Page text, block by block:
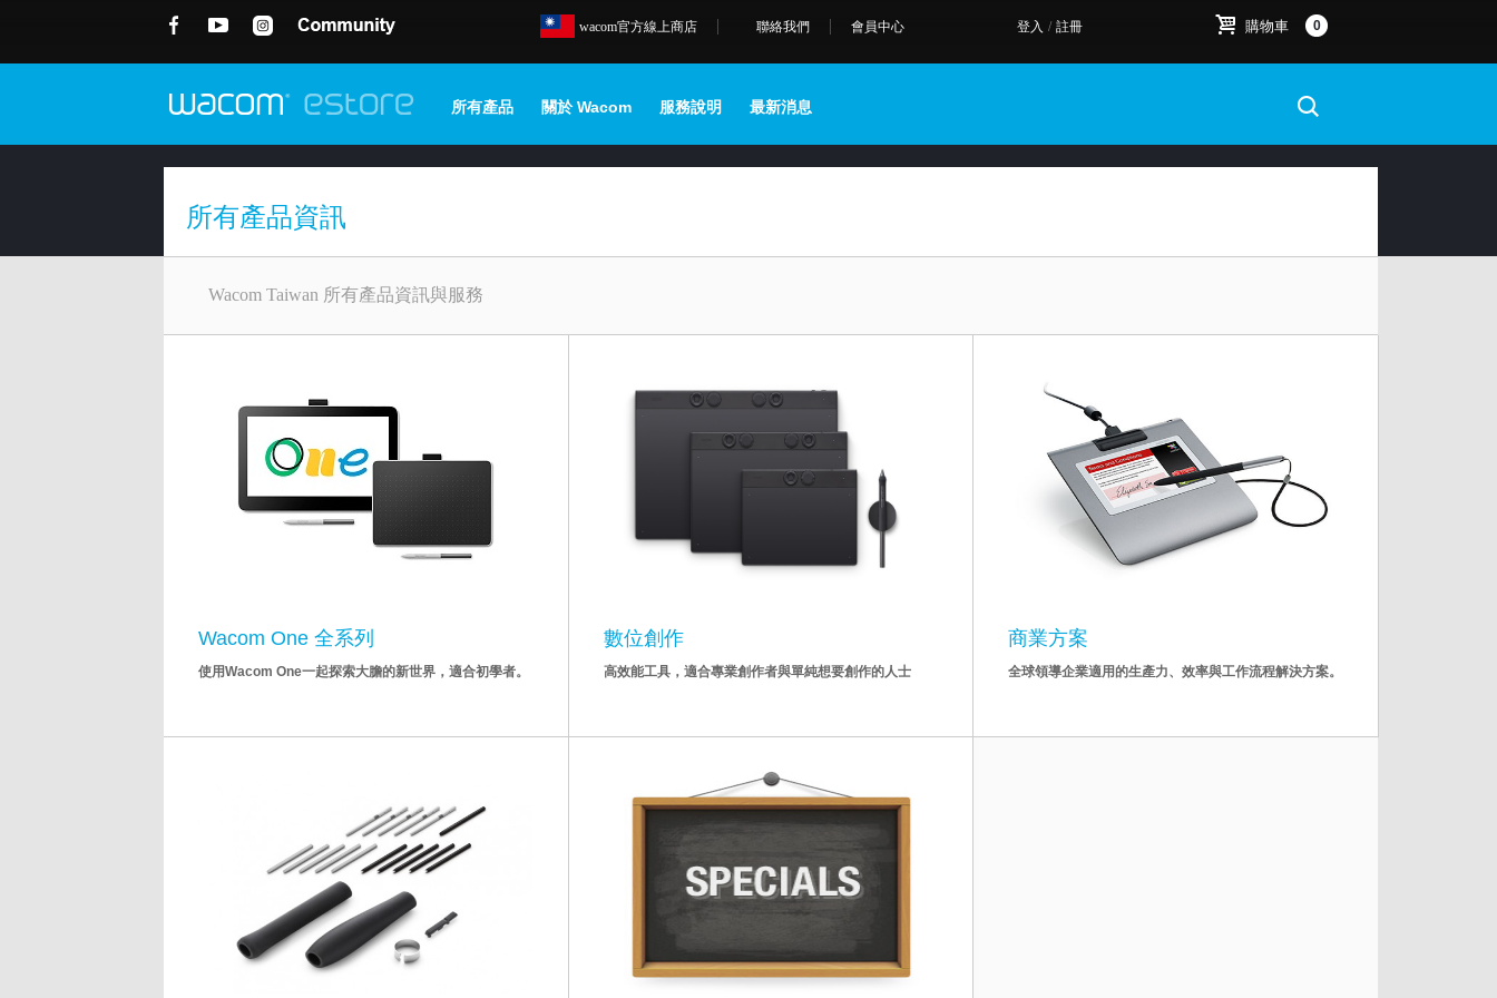
登入 / 註冊
wacom官方線上商店 聯絡我們 會員中心 購物車 0
所有產品 關於 Wacom 服務說明 最新消息
所有產品資訊
Wacom Taiwan 所有產品資訊與服務
Wacom One 全系列
使用Wacom One一起探索大膽的新世界，適合初學者。
數位創作
高效能工具，適合專業創作者與單純想要創作的人士
商業方案
全球領導企業適用的生產力、效率與工作流程解決方案。